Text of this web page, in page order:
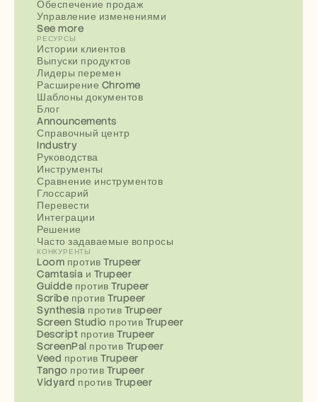
Обеспечение продаж
Управление изменениями
See more
РЕСУРСЫ
Истории клиентов
Выпуски продуктов
Лидеры перемен
Расширение Chrome
Шаблоны документов
Блог
Announcements
Справочный центр
Industry
Руководства
Инструменты
Сравнение инструментов
Глоссарий
Перевести
Интеграции
Решение
Часто задаваемые вопросы
КОНКУРЕНТЫ
Loom против Trupeer
Camtasia и Trupeer
Guidde против Trupeer
Scribe против Trupeer
Synthesia против Trupeer
Screen Studio против Trupeer
Descript против Trupeer
ScreenPal против Trupeer
Veed против Trupeer
Tango против Trupeer
Vidyard против Trupeer